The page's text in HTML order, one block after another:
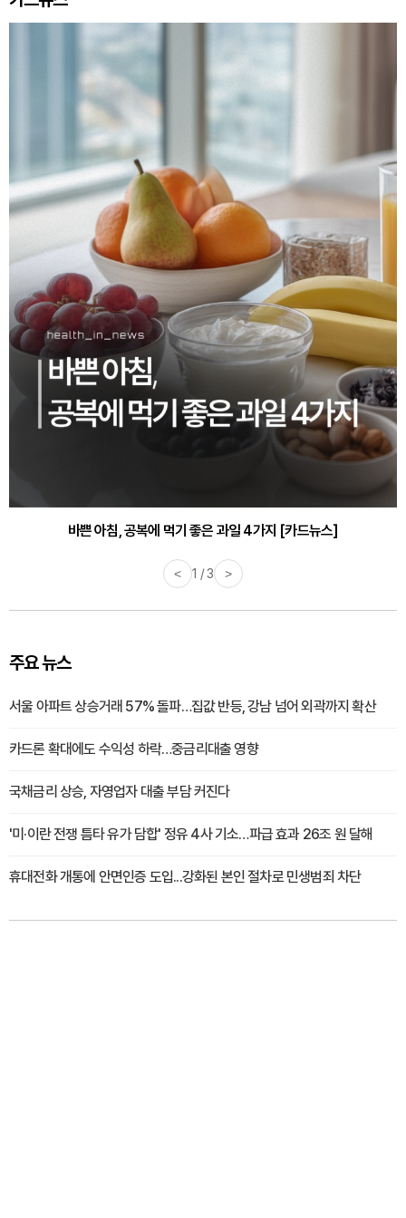
바쁜 아침, 공복에 먹기 좋은 과일 4가지 [카드뉴스]
< 1 / 3 >
주요 뉴스
서울 아파트 상승거래 57% 돌파…집값 반등, 강남 넘어 외곽까지 확산
카드론 확대에도 수익성 하락…중금리대출 영향
국채금리 상승, 자영업자 대출 부담 커진다
'미·이란 전쟁 틈타 유가 담합' 정유 4사 기소…파급 효과 26조 원 달해
휴대전화 개통에 안면인증 도입...강화된 본인 절차로 민생범죄 차단